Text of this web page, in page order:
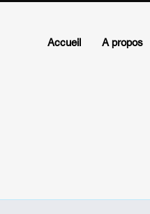
Accueil A propos